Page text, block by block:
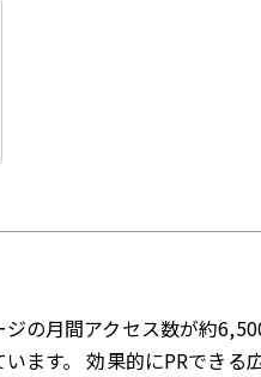
ジの月間アクセス数が約
ます。 効果的にPRでき